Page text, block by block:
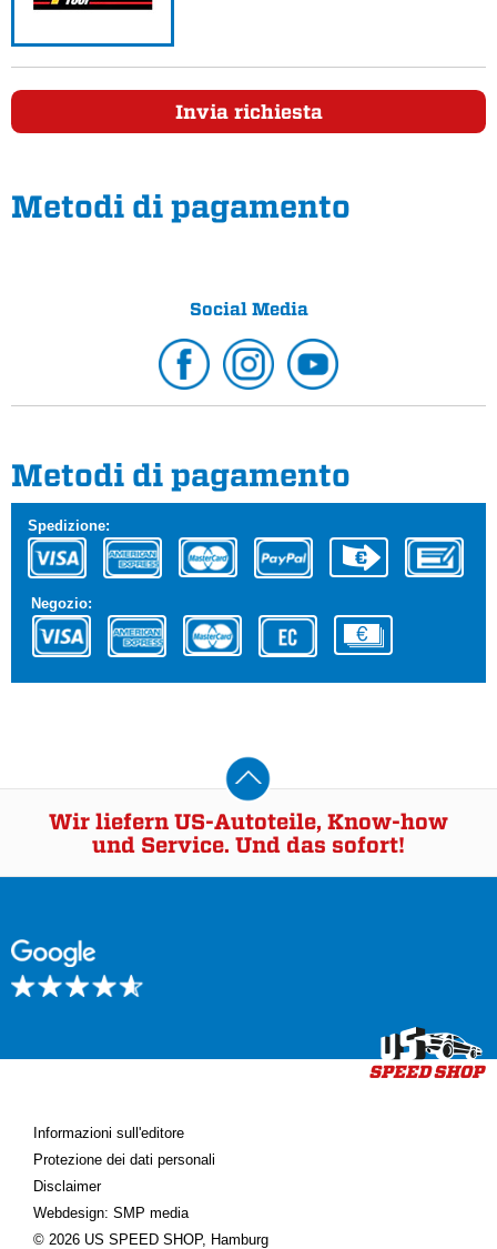
Invia richiesta
Metodi di pagamento
Social Media
Metodi di pagamento
Spedizione:
Negozio:
Wir liefern US-Autoteile, Know-how
und Service. Und das sofort!
Informazioni sull'editore
Protezione dei dati personali
Disclaimer
Webdesign: SMP media
© 2026 US SPEED SHOP, Hamburg